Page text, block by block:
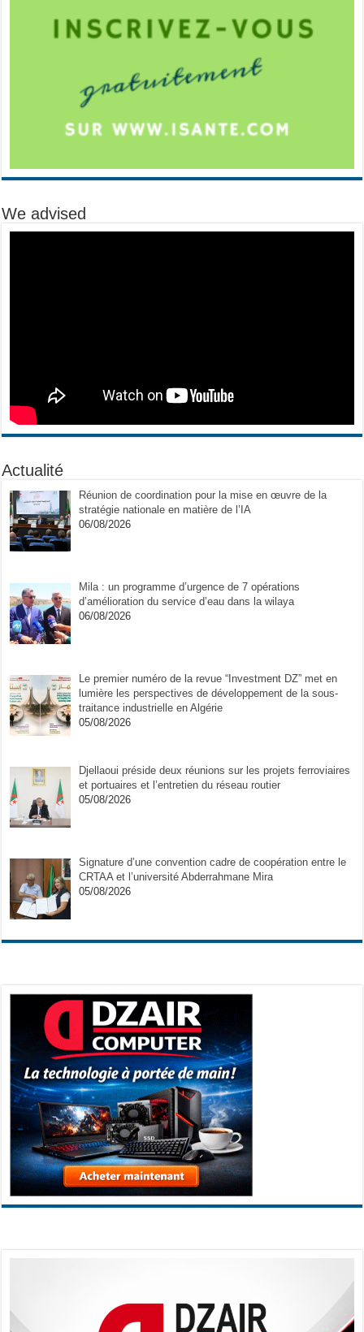
We advised
Actualité
Réunion de coordination pour la mise en œuvre de la
stratégie nationale en matière de l’IA
06/08/2026
Mila : un programme d’urgence de 7 opérations
d’amélioration du service d’eau dans la wilaya
06/08/2026
Le premier numéro de la revue “Investment DZ” met en
lumière les perspectives de développement de la sous-
traitance industrielle en Algérie
05/08/2026
Djellaoui préside deux réunions sur les projets ferroviaires
et portuaires et l’entretien du réseau routier
05/08/2026
Signature d’une convention cadre de coopération entre le
CRTAA et l’université Abderrahmane Mira
05/08/2026